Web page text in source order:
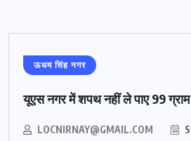
ऊधम सिंह नगर
यूएस नगर में शपथ नहीं ले पाए 99
LOCNIRNAY@GMAIL.COM